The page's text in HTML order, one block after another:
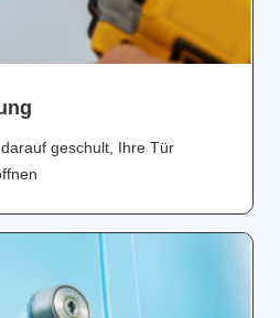
geschult, Ihre Tür